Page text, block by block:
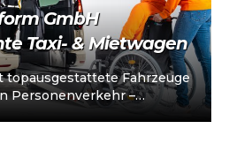
GmbH
Taxi- & Mietwagen
topausgestattete Fahrzeuge
Personenverkehr –